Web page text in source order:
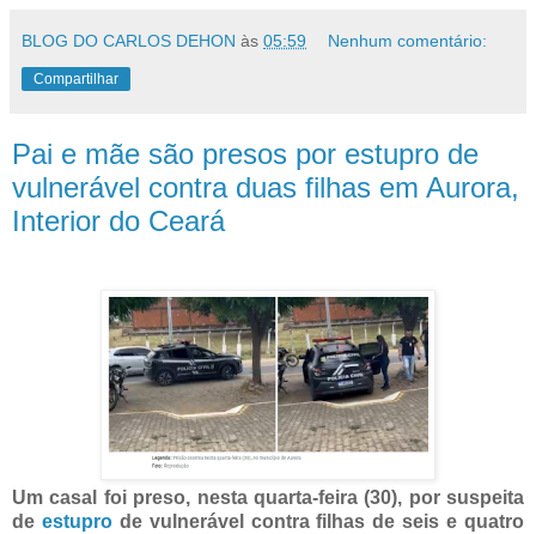
BLOG DO CARLOS DEHON às 05:59 Nenhum comentário:
Compartilhar
Pai e mãe são presos por estupro de
vulnerável contra duas filhas em Aurora,
Interior do Ceará
Um casal foi preso, nesta quarta-feira (30), por suspeita
de estuprode vulnerável contra filhas de seis e quatro